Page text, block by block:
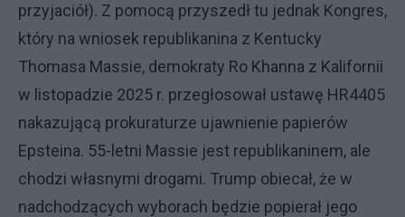
przyjaciół). Z pomocą przyszedł tu jednak Kongres,
który na wniosek republikanina z Kentucky
Thomasa Massie, demokraty Ro Khanna z Kalifornii
w listopadzie 2025 r. przegłosował ustawę HR4405
nakazującą prokuraturze ujawnienie papierów
Epsteina. 55-letni Massie jest republikaninem, ale
chodzi własnymi drogami. Trump obiecał, że w
nadchodzących wyborach będzie popierał jego